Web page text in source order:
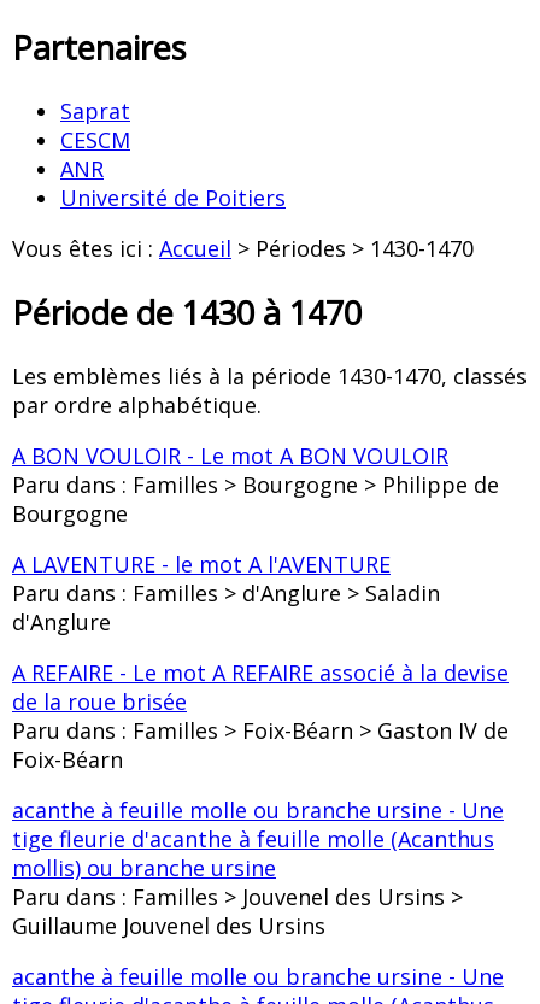
Partenaires
Saprat
CESCM
ANR
Université de Poitiers
Vous êtes ici : Accueil > Périodes > 1430-1470
Période de 1430 à 1470
Les emblèmes liés à la période 1430-1470, classés
par ordre alphabétique.
A BON VOULOIR - Le mot A BON VOULOIR
Paru dans : Familles > Bourgogne > Philippe de
Bourgogne
A LAVENTURE - le mot A l'AVENTURE
Paru dans : Familles > d'Anglure > Saladin
d'Anglure
A REFAIRE - Le mot A REFAIRE associé à la devise
de la roue brisée
Paru dans : Familles > Foix-Béarn > Gaston IV de
Foix-Béarn
acanthe à feuille molle ou branche ursine - Une
tige fleurie d'acanthe à feuille molle (Acanthus
mollis) ou branche ursine
Paru dans : Familles > Jouvenel des Ursins >
Guillaume Jouvenel des Ursins
acanthe à feuille molle ou branche ursine - Une